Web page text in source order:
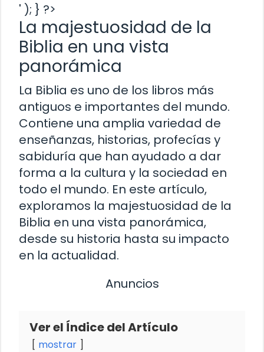
' ); } ?>
La majestuosidad de la
Biblia en una vista
panorámica
La Biblia es uno de los libros más
antiguos e importantes del mundo.
Contiene una amplia variedad de
enseñanzas, historias, profecías y
sabiduría que han ayudado a dar
forma a la cultura y la sociedad en
todo el mundo. En este artículo,
exploramos la majestuosidad de la
Biblia en una vista panorámica,
desde su historia hasta su impacto
en la actualidad.
Anuncios
Ver el Índice del Artículo
mostrar